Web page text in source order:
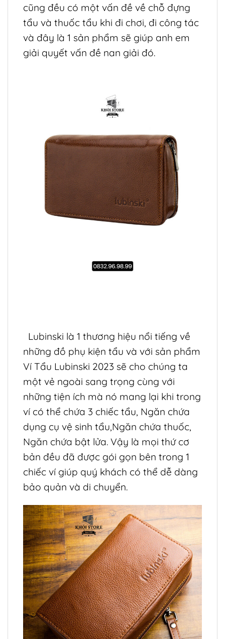
cũng đều có một vấn đề về chỗ đựng
tẩu và thuốc tẩu khi đi chơi, đi công tác
và đây là 1 sản phẩm sẽ giúp anh em
giải quyết vấn đề nan giải đó.
Lubinski là 1 thương hiệu nổi tiếng về
những đồ phụ kiện tẩu và với sản phẩm
Ví Tẩu Lubinski 2023 sẽ cho chúng ta
một vẻ ngoài sang trọng cùng với
những tiện ích mà nó mang lại khi trong
ví có thể chứa 3 chiếc tẩu, Ngăn chứa
dụng cụ vệ sinh tẩu,Ngăn chứa thuốc,
Ngăn chứa bật lửa. Vậy là mọi thứ cơ
bản đều đã được gói gọn bên trong 1
chiếc ví giúp quý khách có thể dễ dàng
bảo quản và di chuyển.